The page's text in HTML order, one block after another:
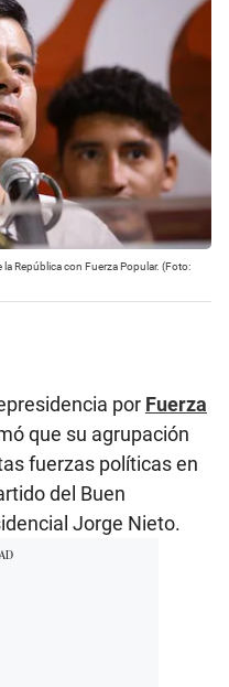
República con Fuerza Popular. (Foto:
por Fuerza
que su agrupación
fuerzas políticas en
del Buen
Jorge Nieto.